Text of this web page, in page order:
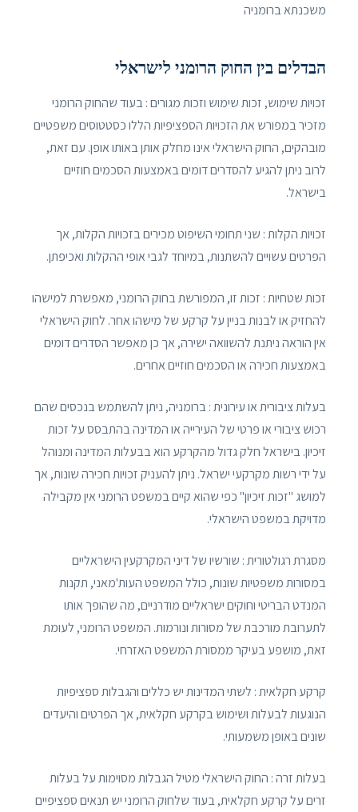
משכנתא ברומניה
הבדלים בין החוק הרומני לישראלי
זכויות שימוש, זכות שימוש וזכות מגורים : בעוד שהחוק הרומני
מזכיר במפורש את הזכויות הספציפיות הללו כסטטוסים משפטיים
מובהקים, החוק הישראלי אינו מחלק אותן באותו אופן. עם זאת,
לרוב ניתן להגיע להסדרים דומים באמצעות הסכמים חוזיים
בישראל.
זכויות הקלות : שני תחומי השיפוט מכירים בזכויות הקלות, אך
הפרטים עשויים להשתנות, במיוחד לגבי אופי ההקלות ואכיפתן.
זכות שטחיות : זכות זו, המפורשת בחוק הרומני, מאפשרת למישהו
להחזיק או לבנות בניין על קרקע של מישהו אחר. לחוק הישראלי
אין הוראה ניתנת להשוואה ישירה, אך כן מאפשר הסדרים דומים
באמצעות חכירה או הסכמים חוזיים אחרים.
בעלות ציבורית או עירונית : ברומניה, ניתן להשתמש בנכסים שהם
רכוש ציבורי או פרטי של העירייה או המדינה בהתבסס על זכות
זיכיון. בישראל חלק גדול מהקרקע הוא בבעלות המדינה ומנוהל
על ידי רשות מקרקעי ישראל. ניתן להעניק זכויות חכירה שונות, אך
למושג "זכות זיכיון" כפי שהוא קיים במשפט הרומני אין מקבילה
מדויקת במשפט הישראלי.
מסגרת רגולטורית : שורשיו של דיני המקרקעין הישראליים
במסורות משפטיות שונות, כולל המשפט העות'מאני, תקנות
המנדט הבריטי וחוקים ישראליים מודרניים, מה שהופך אותו
לתערובת מורכבת של מסורות ונורמות. המשפט הרומני, לעומת
זאת, מושפע בעיקר ממסורת המשפט האזרחי.
קרקע חקלאית : לשתי המדינות יש כללים והגבלות ספציפיות
הנוגעות לבעלות ושימוש בקרקע חקלאית, אך הפרטים והיעדים
שונים באופן משמעותי.
בעלות זרה : החוק הישראלי מטיל הגבלות מסוימות על בעלות
זרים על קרקע חקלאית, בעוד שלחוק הרומני יש תנאים ספציפיים